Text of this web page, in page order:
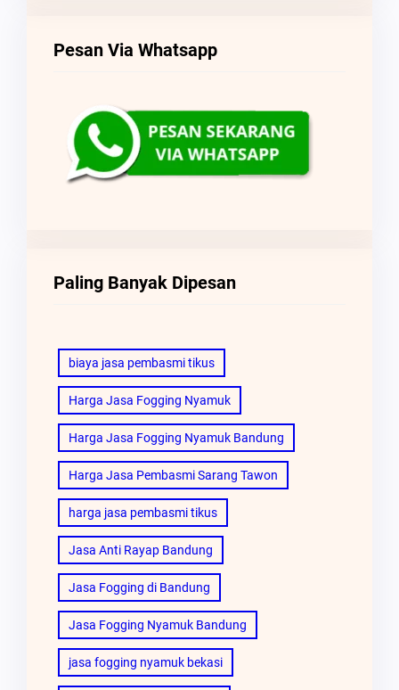
Pesan Via Whatsapp
Paling Banyak Dipesan
biaya jasa pembasmi tikus
Harga Jasa Fogging Nyamuk
Harga Jasa Fogging Nyamuk Bandung
Harga Jasa Pembasmi Sarang Tawon
harga jasa pembasmi tikus
Jasa Anti Rayap Bandung
Jasa Fogging di Bandung
Jasa Fogging Nyamuk Bandung
jasa fogging nyamuk bekasi